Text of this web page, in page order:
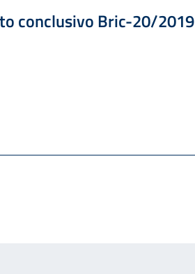
conclusivo Bric-20/2019
52.38 kB